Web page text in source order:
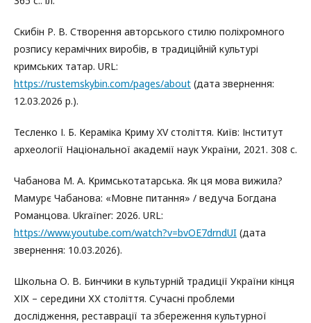
Скибін Р. В. Створення авторського стилю поліхромного
розпису керамічних виробів, в традиційній культурі
кримських татар. URL:
https://rustemskybin.com/pages/about (дата звернення:
12.03.2026 р.).
Тесленко І. Б. Кераміка Криму XV століття. Київ: Інститут
археології Національної академії наук України, 2021. 308 с.
Чабанова М. А. Кримськотатарська. Як ця мова вижила?
Мамурє Чабанова: «Мовне питання» / ведуча Богдана
Романцова. Ukraїner: 2026. URL:
https://www.youtube.com/watch?v=bvOE7drndUI (дата
звернення: 10.03.2026).
Школьна О. В. Бинчики в культурній традиції України кінця
ХІХ – середини ХХ століття. Сучасні проблеми
дослідження, реставрації та збереження культурної